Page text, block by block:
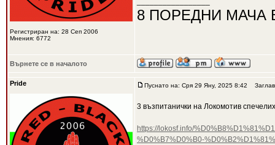
Регистриран на: 28 Сеп 2006
Мнения: 6772
8 ПОРЕДНИ МАЧА
Върнете се в началото
Pride Пуснато на: Сря 29 Яну, 2025 8:42
3 възпитанички на Локомотив
https://lokosf.info/
%D0%B7%D0%B0-